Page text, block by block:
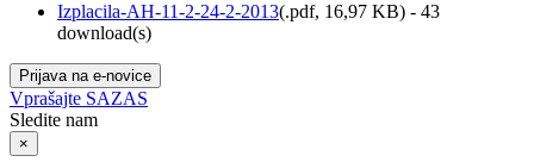
Izplacila-AH-11-2-24-2-2013(.pdf, 16,97 KB) - 43
download(s)
Prijava na e-novice
Vprašajte SAZAS
Sledite nam
×